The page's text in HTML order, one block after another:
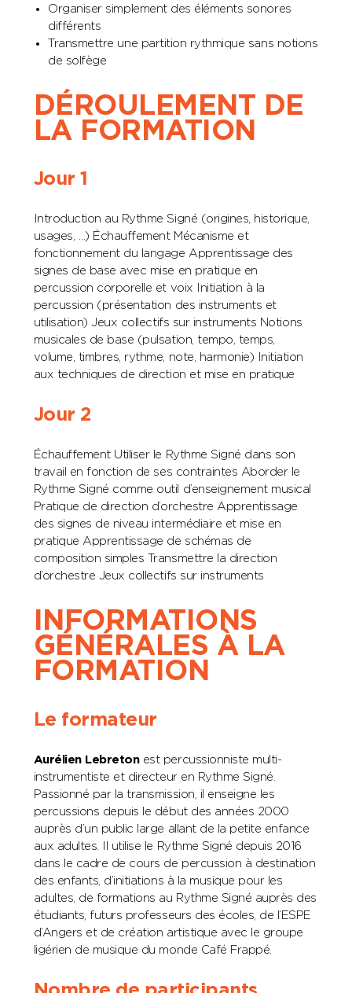
Organiser simplement des éléments sonores
différents
Transmettre une partition rythmique sans notions
de solfège
DÉROULEMENT DE
LA FORMATION
Jour 1
Introduction au Rythme Signé (origines, historique,
usages, …) Échauffement Mécanisme et
fonctionnement du langage Apprentissage des
signes de base avec mise en pratique en
percussion corporelle et voix Initiation à la
percussion (présentation des instruments et
utilisation) Jeux collectifs sur instruments Notions
musicales de base (pulsation, tempo, temps,
volume, timbres, rythme, note, harmonie) Initiation
aux techniques de direction et mise en pratique
Jour 2
Échauffement Utiliser le Rythme Signé dans son
travail en fonction de ses contraintes Aborder le
Rythme Signé comme outil d’enseignement musical
Pratique de direction d’orchestre Apprentissage
des signes de niveau intermédiaire et mise en
pratique Apprentissage de schémas de
composition simples Transmettre la direction
d’orchestre Jeux collectifs sur instruments
INFORMATIONS
GÉNÉRALES À LA
FORMATION
Le formateur
Aurélien Lebretonest percussionniste multi-
instrumentiste et directeur en Rythme Signé.
Passionné par la transmission, il enseigne les
percussions depuis le début des années 2000
auprès d’un public large allant de la petite enfance
aux adultes. Il utilise le Rythme Signé depuis 2016
dans le cadre de cours de percussion à destination
des enfants, d’initiations à la musique pour les
adultes, de formations au Rythme Signé auprès des
étudiants, futurs professeurs des écoles, de l’ESPE
d’Angers et de création artistique avec le groupe
ligérien de musique du monde Café Frappé.